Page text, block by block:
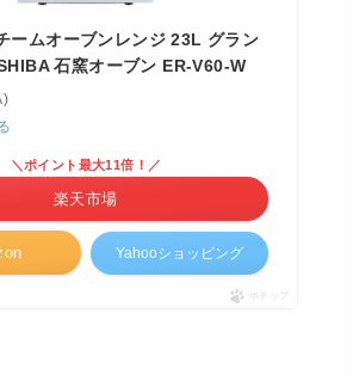
ームオーブンレンジ 23L グラン
石窯オーブン ER-V60-W
＼ポイント最大11倍！／
楽天市場
Yahooショッピング
ポチップ